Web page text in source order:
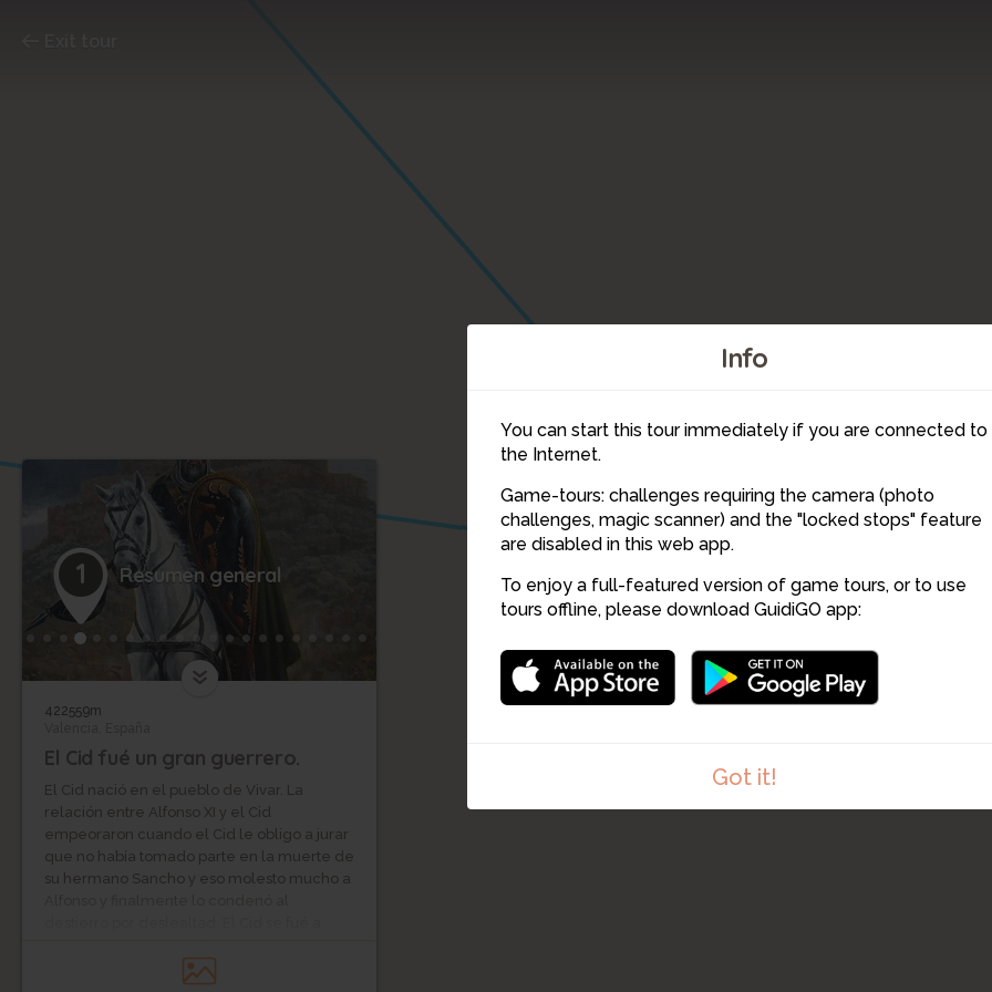
Info
You can start this tour immediately if you are connected to
the Internet.
Game-tours: challenges requiring the camera (photo
challenges, magic scanner) and the "locked stops" feature
are disabled in this web app.
To enjoy a full-featured version of game tours, or to use
tours offline, please download GuidiGO app:
Got it!
5
4
3
1
1 Resumen general
422559m
El Cid fué un gran guerrero.
El Cid nació en el pueblo de Vivar. La
relación entre Alfonso XI y el Cid
empeoraron cuando el Cid le obligo a jurar
que no había tomado parte en la muerte de
su hermano Sancho y eso molesto mucho a
musulmanes y pagaran tributo a Castilla.